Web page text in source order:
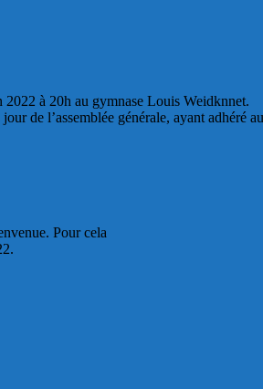
2022 à 20h au gymnase Louis Weidknnet.
jour de l’assemblée générale, ayant adhéré au
Pour cela
2.